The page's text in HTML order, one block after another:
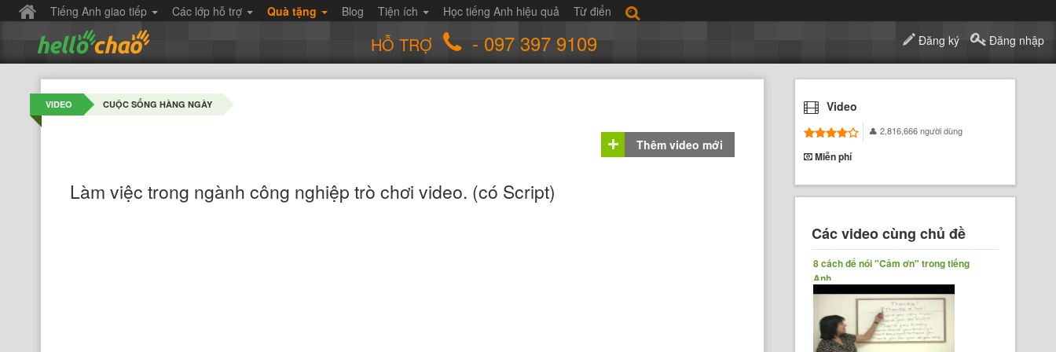
Tiếng Anh giao tiếp Các lớp hỗ trợ Quà tặng Blog Tiện ích Học tiếng Anh hiệu quả Từ điển
HỖ TRỢ - 097 397 9109 Đăng ký Đăng nhập
VIDEO CUỘC SỐNG HÀNG NGÀY
Thêm video mới
Làm việc trong ngành công nghiệp trò chơi video. (có Script)
Video
2,816,666 người dùng
Miễn phí
Các video cùng chủ đề
8 cách để nói "Cảm ơn" trong tiếng
Anh